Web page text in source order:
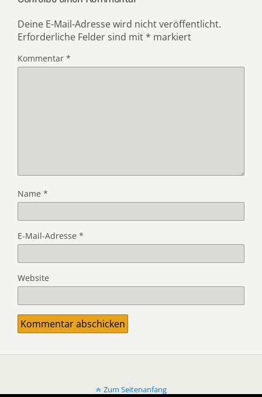
Deine E-Mail-Adresse wird nicht veröffentlicht.
Erforderliche Felder sind mit * markiert
Kommentar *
Name *
E-Mail-Adresse *
Website
Zum Seitenanfang